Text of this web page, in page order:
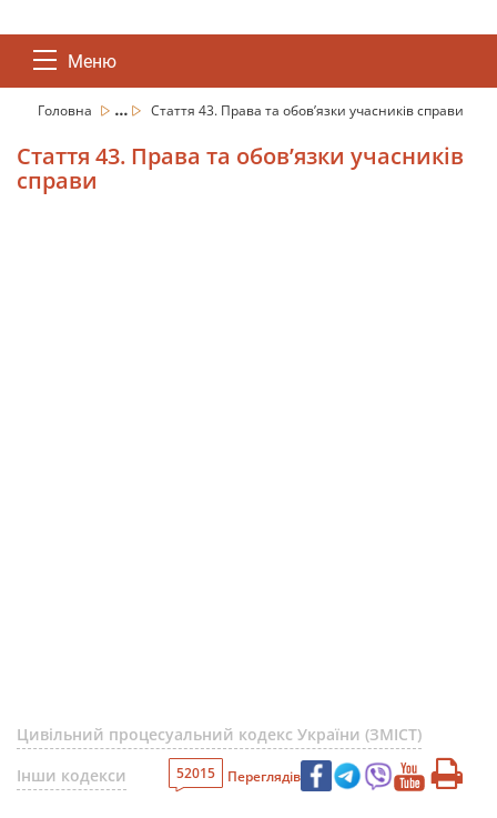
Меню
Головна ... Стаття 43. Права та обов’язки учасників справи
Стаття 43. Права та обов’язки учасників
справи
Цивільний процесуальний кодекс України (ЗМІСТ)
Інши кодекси
52015 Переглядів